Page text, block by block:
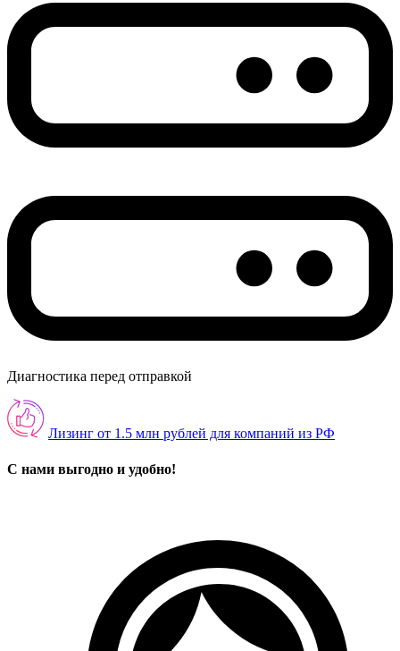
Диагностика перед отправкой
Лизинг от 1.5 млн рублей для компаний из РФ
С нами выгодно и удобно!